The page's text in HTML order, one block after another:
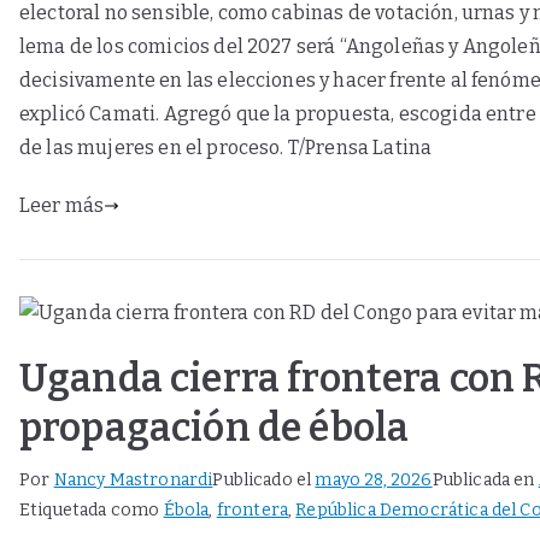
electoral no sensible, como cabinas de votación, urnas
lema de los comicios del 2027 será “Angoleñas y
decisivamente en las elecciones y hacer frente al
explicó Camati. Agregó que la propuesta, escogida
de las mujeres en el proceso. T/Prensa Latina
Leer más
Uganda cierra frontera con
propagación de ébola
Por Nancy MastronardiPublicado elmayo 28, 2026Publicada en
Etiquetada como Ébola, frontera,República Democrática del